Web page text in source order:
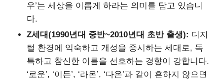
우’는 세상을 이롭게 하라는 의미를 담고 있습니
다.
Z세대(1990년대 중반~2010년대 초반 출생): 디지
털 환경에 익숙하고 개성을 중시하는 세대로, 독
특하고 참신한 이름을 선호하는 경향이 강합니다.
‘로운’, ‘이든’, ‘라온’, ‘다온’과 같이 흔하지 않으면